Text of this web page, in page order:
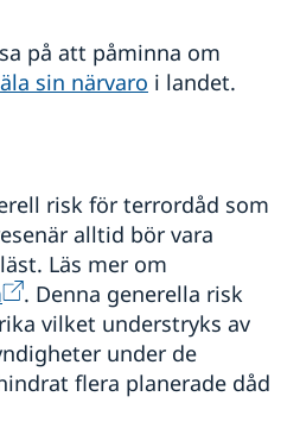
på att påminna om
sin närvaro i landet.
risk för terrordåd som
alltid bör vara
Läs mer om
. Denna generella risk
vilket understryks av
under de
flera planerade dåd